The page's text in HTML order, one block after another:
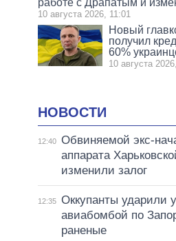
10 августа 2026, 11:01
Новый
получил
60%
10 августа
НОВОСТИ
12:40 Обвиняемой экс-
аппарата
изменили залог
12:35 Оккупанты ударили
авиабомбой по
раненые